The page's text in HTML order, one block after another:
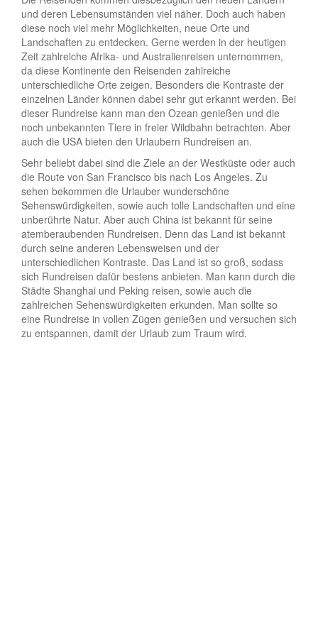
und deren Lebensumständen viel näher. Doch auch haben
diese noch viel mehr Möglichkeiten, neue Orte und
Landschaften zu entdecken. Gerne werden in der heutigen
Zeit zahlreiche Afrika- und Australienreisen unternommen,
da diese Kontinente den Reisenden zahlreiche
unterschiedliche Orte zeigen. Besonders die Kontraste der
einzelnen Länder können dabei sehr gut erkannt werden. Bei
dieser Rundreise kann man den Ozean genießen und die
noch unbekannten Tiere in freier Wildbahn betrachten. Aber
auch die USA bieten den Urlaubern Rundreisen an.
Sehr beliebt dabei sind die Ziele an der Westküste oder auch
die Route von San Francisco bis nach Los Angeles. Zu
sehen bekommen die Urlauber wunderschöne
Sehenswürdigkeiten, sowie auch tolle Landschaften und eine
unberührte Natur. Aber auch China ist bekannt für seine
atemberaubenden Rundreisen. Denn das Land ist bekannt
durch seine anderen Lebensweisen und der
unterschiedlichen Kontraste. Das Land ist so groß, sodass
sich Rundreisen dafür bestens anbieten. Man kann durch die
Städte Shanghai und Peking reisen, sowie auch die
zahlreichen Sehenswürdigkeiten erkunden. Man sollte so
eine Rundreise in vollen Zügen genießen und versuchen sich
zu entspannen, damit der Urlaub zum Traum wird.